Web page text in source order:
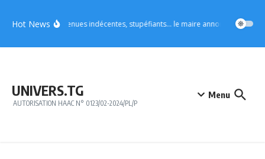
Hot NewsVo4 : tenues indécentes, stupéfiants… le maire annonce des
UNIVERS.TG
AUTORISATION HAAC N° 0123/02-2024/PL/P
Menu